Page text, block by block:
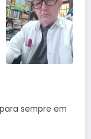
sempre em